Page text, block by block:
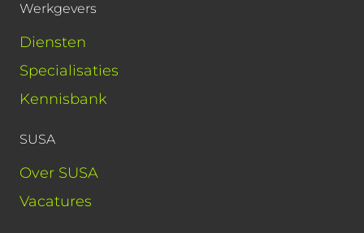
Werkgevers
Diensten
Specialisaties
Kennisbank
SUSA
Over SUSA
Vacatures